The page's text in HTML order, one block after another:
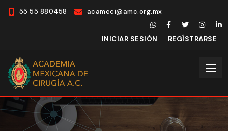
55 55 880458 acameci@amc.org.mx
INICIAR SESIÓN REGÍSTRARSE